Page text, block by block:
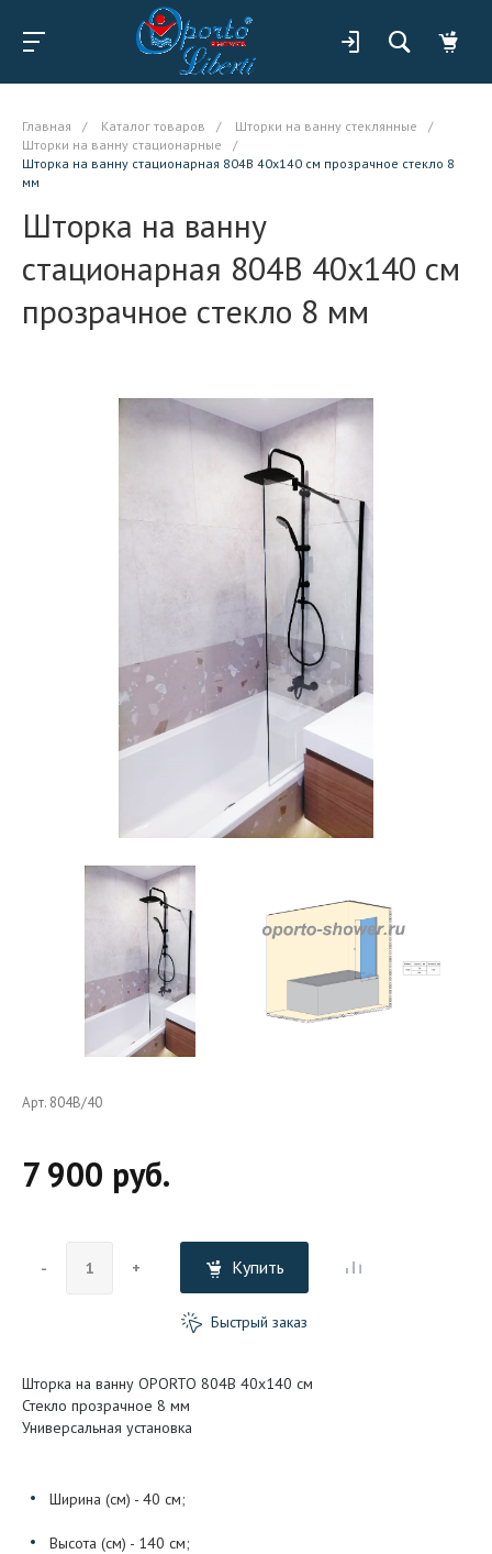
Главная / Каталог товаров / Шторки на ванну стеклянные
/
Шторки на ванну стационарные
/
Шторка на ванну стационарная 804B 40x140 см прозрачное стекло 8
мм
Шторка на ванну
стационарная 804B 40x140 см
прозрачное стекло 8 мм
Арт. 804B/40
7 900 руб.
- + Купить
Быстрый заказ
Шторка на ванну OPORTO 804B 40x140 см
Стекло прозрачное 8 мм
Универсальная установка
Ширина (см) - 40 см;
Высота (см) - 140 см;